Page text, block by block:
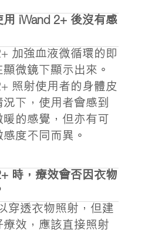
iWand 2+ 後沒有感
加強血液微循環的即
微鏡下顯示出來。
照射使用者的身體皮
下，使用者會感到
的感覺，但亦有可
度不同而異。
時，療效會否因衣物
穿透衣物照射，但建
效，應該直接照射